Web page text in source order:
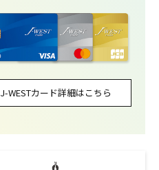
J-WESTカード詳細はこちら